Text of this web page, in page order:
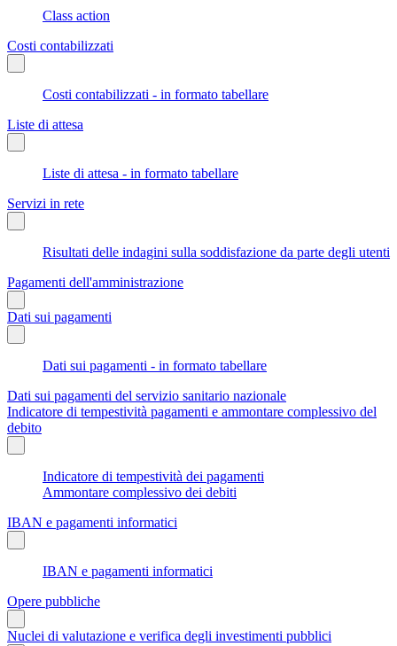
Class action
Costi contabilizzati
Costi contabilizzati - in formato tabellare
Liste di attesa
Liste di attesa - in formato tabellare
Servizi in rete
Risultati delle indagini sulla soddisfazione da parte degli utenti
Pagamenti dell'amministrazione
Dati sui pagamenti
Dati sui pagamenti - in formato tabellare
Dati sui pagamenti del servizio sanitario nazionale
Indicatore di tempestività pagamenti e ammontare complessivo del
debito
Indicatore di tempestività dei pagamenti
Ammontare complessivo dei debiti
IBAN e pagamenti informatici
IBAN e pagamenti informatici
Opere pubbliche
Nuclei di valutazione e verifica degli investimenti pubblici